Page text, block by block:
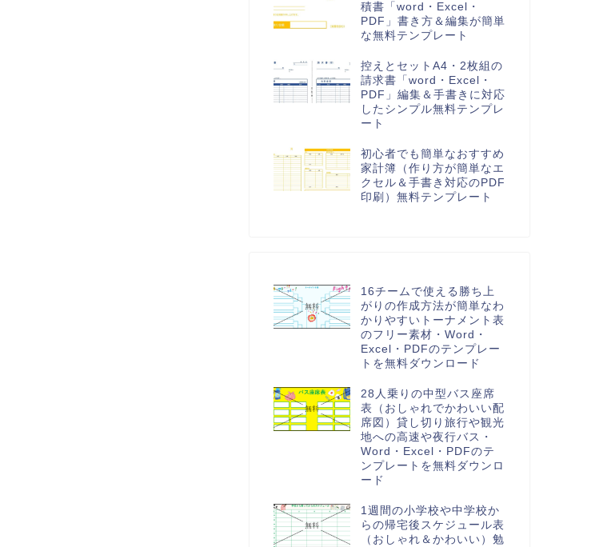
積書「word・Excel・
PDF」書き方＆編集が簡単
な無料テンプレート
控えとセットA4・2枚組の
請求書「word・Excel・
PDF」編集＆手書きに対応
したシンプル無料テンプレ
ート
初心者でも簡単なおすすめ
家計簿（作り方が簡単なエ
クセル＆手書き対応のPDF
印刷）無料テンプレート
16チームで使える勝ち上
がりの作成方法が簡単なわ
かりやすいトーナメント表
のフリー素材・Word・
Excel・PDFのテンプレー
トを無料ダウンロード
28人乗りの中型バス座席
表（おしゃれでかわいい配
席図）貸し切り旅行や観光
地への高速や夜行バス・
Word・Excel・PDFのテ
ンプレートを無料ダウンロ
ード
1週間の小学校や中学校か
らの帰宅後スケジュール表
（おしゃれ＆かわいい）勉